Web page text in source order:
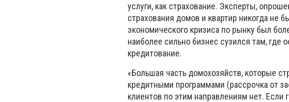
услуги, как страхование. Эксперты,
страхования домов и квартир никогда не
экономического кризиса по рынку был
наиболее сильно бизнес сузился там, где
кредитование.
«Большая часть домохозяйств, которые
кредитными программами (рассрочка от
клиентов по этим направлениям нет. Если